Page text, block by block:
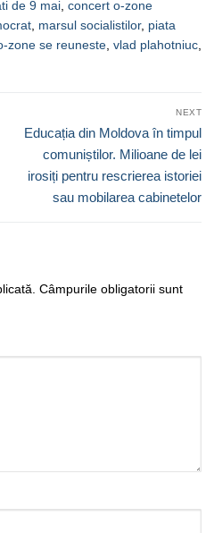
de 9 mai, concert o-zone
, marsul socialistilor, piata
zone se reuneste, vlad plahotniuc,
NEXT
Next
post:
Educația din Moldova în timpul
comuniștilor. Milioane de lei
irosiți pentru rescrierea istoriei
sau mobilarea cabinetelor
Câmpurile obligatorii sunt